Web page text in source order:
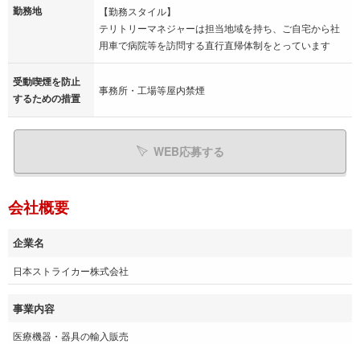
勤務地
【勤務スタイル】
テリトリーマネジャーは担当地域を持ち、ご自宅から社
用車で病院等を訪問する直行直帰体制をとっています
受動喫煙を防止
するための措置
事務所・工場等屋内禁煙
WEB応募する
会社概要
企業名
日本ストライカー株式会社
事業内容
医療機器・器具の輸入販売